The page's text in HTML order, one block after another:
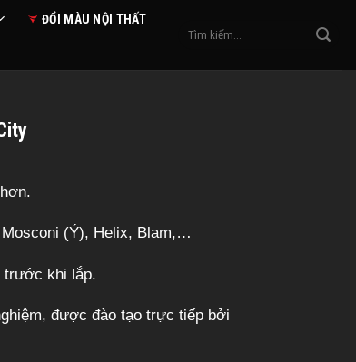
ĐỔI MÀU NỘI THẤT
Tìm
(Ý), Helix, Blam,…
trước khi lắp.
được đào tạo trực tiếp bởi